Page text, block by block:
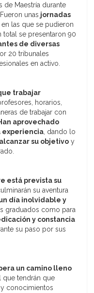
de Maestría durante
unas jornadas
en las que se pudieron
total se presentaron 90
de diversas
20 tribunales
en activo.
trabajar
horarios,
de trabajar con
aprovechado
experiencia, dando lo
su objetivo y
está prevista su
su aventura
día inolvidable y
graduados como para
y constancia
su paso por sus
un camino lleno
que tendrán que
conocimientos